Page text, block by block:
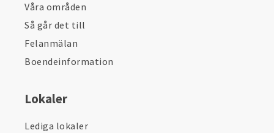
Våra områden
Så går det till
Felanmälan
Boendeinformation
Lokaler
Lediga lokaler